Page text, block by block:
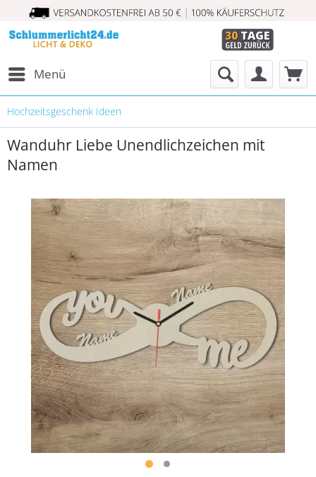
Menü
Hochzeitsgeschenk Ideen
Wanduhr Liebe Unendlichzeichen mit
Namen